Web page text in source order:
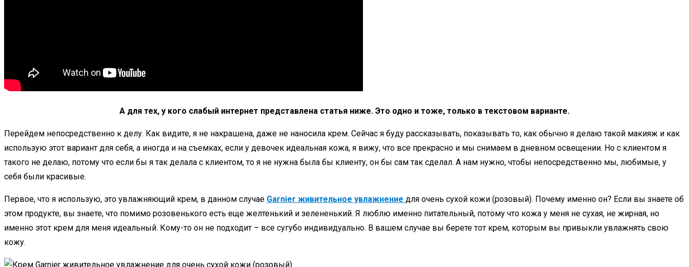
А для тех, у кого слабый интернет представлена статья ниже. Это одно и тоже, только в текстовом варианте.
Перейдем непосредственно к делу. Как видите, я не накрашена, даже не наносила крем. Сейчас я буду рассказывать, показывать то, как обычно я делаю такой макияж и как
использую этот вариант для себя, а иногда и на съемках, если у девочек идеальная кожа, я вижу, что все прекрасно и мы снимаем в дневном освещении. Но с клиентом я
такого не делаю, потому что если бы я так делала с клиентом, то я не нужна была бы клиенту, он бы сам так сделал. А нам нужно, чтобы непосредственно мы, любимые, у
себя были красивые.
Первое, что я использую, это увлажняющий крем, в данном случае Garnier живительное увлажнение для очень сухой кожи (розовый). Почему именно он? Если вы знаете об
этом продукте, вы знаете, что помимо розовенького есть еще желтенький и зелененький. Я люблю именно питательный, потому что кожа у меня не сухая, не жирная, но
именно этот крем для меня идеальный. Кому-то он не подходит – все сугубо индивидуально. В вашем случае вы берете тот крем, которым вы привыкли увлажнять свою
кожу.